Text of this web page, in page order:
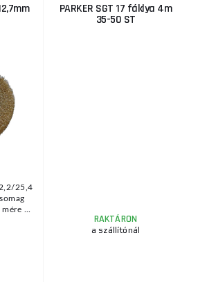
25,4
...
PARKER SGT 17 fáklya 4m
35-50 ST
RAKTÁRON
a szállítónál